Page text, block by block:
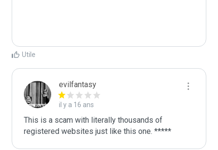
Utile
evilfantasy
il y a 16 ans
This is a scam with literally thousands of
registered websites just like this one. *****